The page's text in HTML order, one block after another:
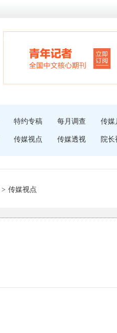
特约专稿 每月调查 传媒
传媒视点 传媒透视 院长
> 传媒视点